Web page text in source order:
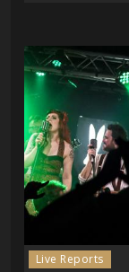
Live Reports